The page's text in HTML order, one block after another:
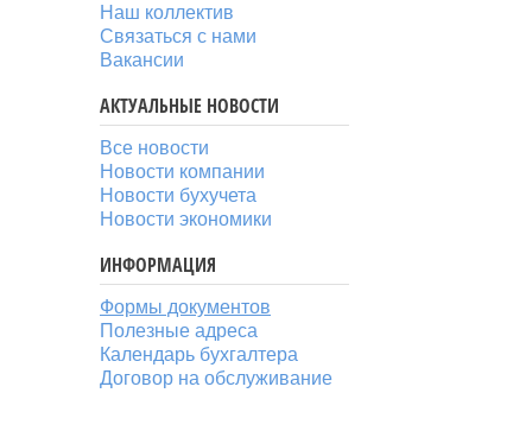
Наш коллектив
Связаться с нами
Вакансии
АКТУАЛЬНЫЕ НОВОСТИ
Все новости
Новости компании
Новости бухучета
Новости экономики
ИНФОРМАЦИЯ
Формы документов
Полезные адреса
Календарь бухгалтера
Договор на обслуживание